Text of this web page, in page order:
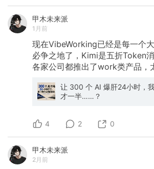
甲木未来派
1月前
现在VibeWorking已经是每一个
必争之地了，Kimi是五折Token
各家公司都推出了work类产品
让 300 个 AI 爆肝24小时，
才一半……？
4 2 0
甲木未来派
2月前